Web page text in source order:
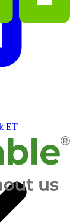
ET